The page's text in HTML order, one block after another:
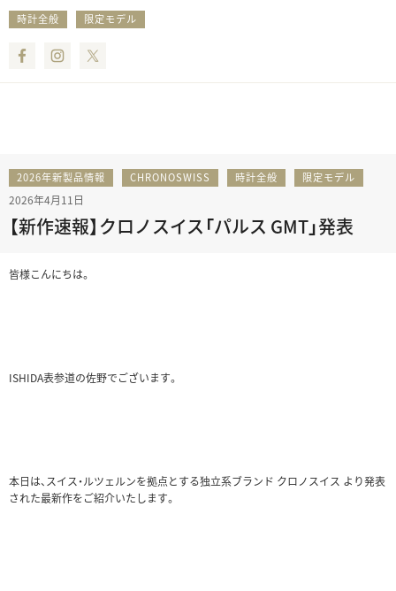
時計全般
限定モデル
FacebookInstagram
2026年新製品情報 CHRONOSWISS 時計全般 限定モデル
2026年4月11日
【新作速報】クロノスイス「パルス GMT」発表
皆様こんにちは。
ISHIDA表参道の佐野でございます。
本日は、スイス・ルツェルンを拠点とする独立系ブランド クロノスイス より発表
された最新作をご紹介いたします。